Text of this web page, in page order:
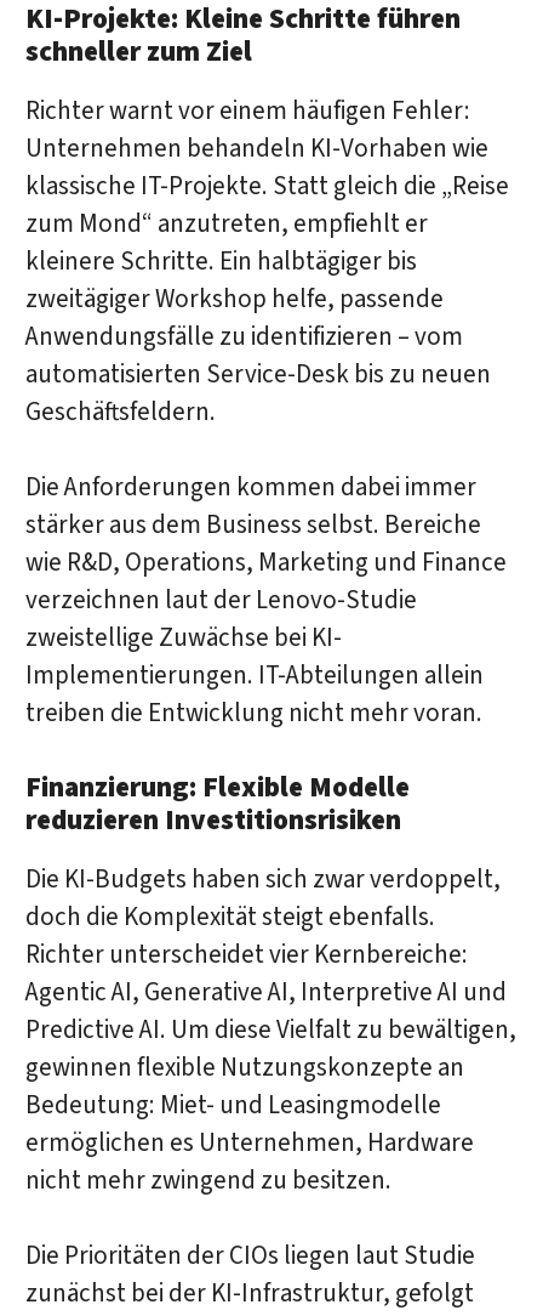
KI-Projekte: Kleine Schritte führen
schneller zum Ziel
Richter warnt vor einem häufigen Fehler:
Unternehmen behandeln KI-Vorhaben wie
klassische IT-Projekte. Statt gleich die „Reise
zum Mond“ anzutreten, empfiehlt er
kleinere Schritte. Ein halbtägiger bis
zweitägiger Workshop helfe, passende
Anwendungsfälle zu identifizieren – vom
automatisierten Service-Desk bis zu neuen
Geschäftsfeldern.
Die Anforderungen kommen dabei immer
stärker aus dem Business selbst. Bereiche
wie R&D, Operations, Marketing und Finance
verzeichnen laut der Lenovo-Studie
zweistellige Zuwächse bei KI-
Implementierungen. IT-Abteilungen allein
treiben die Entwicklung nicht mehr voran.
Finanzierung: Flexible Modelle
reduzieren Investitionsrisiken
Die KI-Budgets haben sich zwar verdoppelt,
doch die Komplexität steigt ebenfalls.
Richter unterscheidet vier Kernbereiche:
Agentic AI, Generative AI, Interpretive AI und
Predictive AI. Um diese Vielfalt zu bewältigen,
gewinnen flexible Nutzungskonzepte an
Bedeutung: Miet- und Leasingmodelle
ermöglichen es Unternehmen, Hardware
nicht mehr zwingend zu besitzen.
Die Prioritäten der CIOs liegen laut Studie
zunächst bei der KI-Infrastruktur, gefolgt